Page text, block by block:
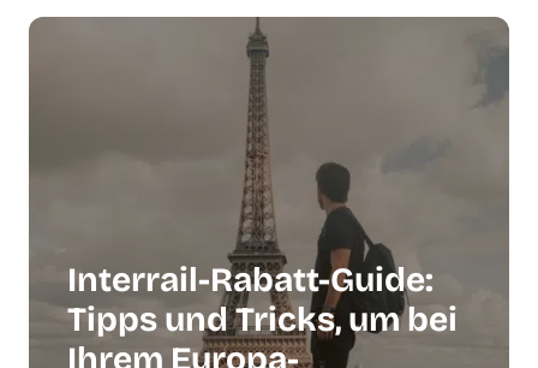
Interrail-Rabatt-Guide:
Tipps und Tricks, um bei
Ihrem Europa-